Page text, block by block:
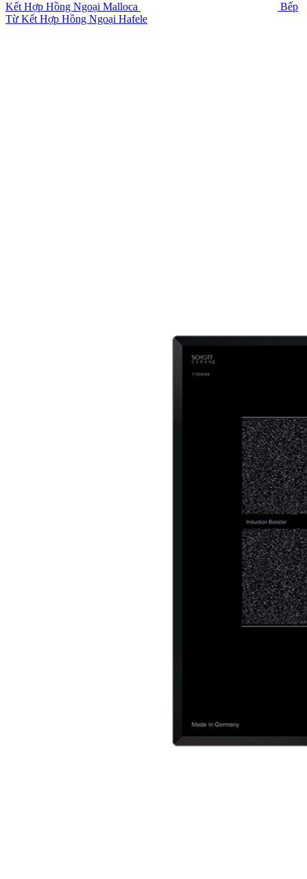
Kết Hợp Hồng Ngoại Malloca
Bếp
Từ Kết Hợp Hồng Ngoại Hafele